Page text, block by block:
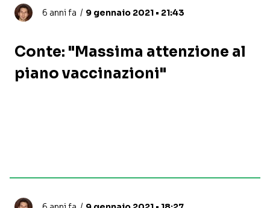
6 anni fa 9 gennaio 2021 • 21:43
Conte: "Massima attenzione al
piano vaccinazioni"